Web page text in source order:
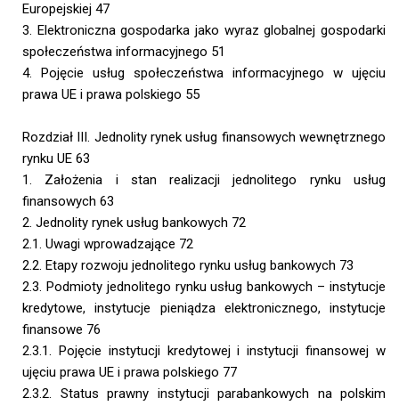
Europejskiej 47
3. Elektroniczna gospodarka jako wyraz globalnej gospodarki
społeczeństwa informacyjnego 51
4. Pojęcie usług społeczeństwa informacyjnego w ujęciu
prawa UE i prawa polskiego 55
Rozdział III. Jednolity rynek usług finansowych wewnętrznego
rynku UE 63
1. Założenia i stan realizacji jednolitego rynku usług
finansowych 63
2. Jednolity rynek usług bankowych 72
2.1. Uwagi wprowadzające 72
2.2. Etapy rozwoju jednolitego rynku usług bankowych 73
2.3. Podmioty jednolitego rynku usług bankowych – instytucje
kredytowe, instytucje pieniądza elektronicznego, instytucje
finansowe 76
2.3.1. Pojęcie instytucji kredytowej i instytucji finansowej w
ujęciu prawa UE i prawa polskiego 77
2.3.2. Status prawny instytucji parabankowych na polskim